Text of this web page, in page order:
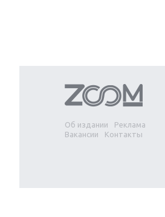
Об издании
Реклама
Вакансии
Контакты